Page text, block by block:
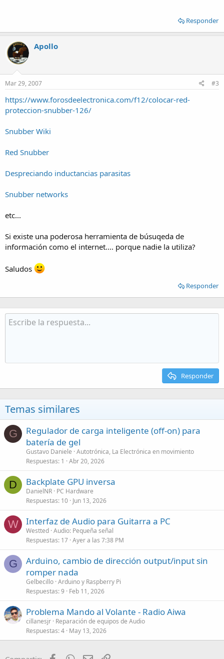
Responder
Apollo
Mar 29, 2007 #3
https://www.forosdeelectronica.com/f12/colocar-red-
proteccion-snubber-126/
Snubber Wiki
Red Snubber
Despreciando inductancias parasitas
Snubber networks
etc...
Si existe una poderosa herramienta de búsuqeda de
información como el internet.... porque nadie la utiliza?
Saludos
Responder
Responder
Temas similares
G
Regulador de carga inteligente (off-on) para
batería de gel
Gustavo Daniele Autotrónica, La Electrónica en movimiento
Respuestas 1 Abr 20, 2026
D Backplate GPU inversa
DanielNR PC Hardware
Respuestas 10 Jun 13, 2026
W Interfaz de Audio para Guitarra a PC
Westted Audio: Pequeña señal
Respuestas 17 Ayer a las 7:38 PM
G
Arduino, cambio de dirección output/input sin
romper nada
Gelbecillo Arduino y Raspberry Pi
Respuestas 9 Feb 11, 2026
Problema Mando al Volante - Radio Aiwa
cillanesjr Reparación de equipos de Audio
Respuestas 4 May 13, 2026